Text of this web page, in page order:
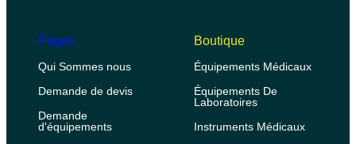
Pages
Qui Sommes nous
Demande de devis
Demande
d'équipements
Boutique
Équipements Médicaux
Équipements De
Laboratoires
Instruments Médicaux